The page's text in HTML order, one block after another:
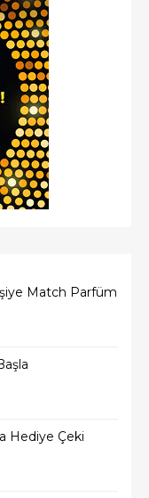
Match Parfüm
Hediye Çeki